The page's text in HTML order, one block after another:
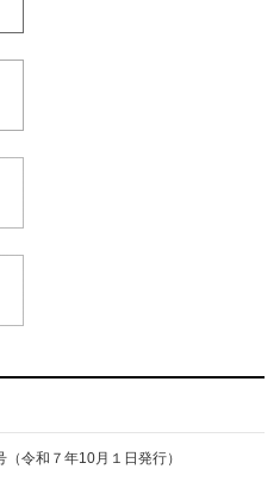
令和７年10月１日発行）